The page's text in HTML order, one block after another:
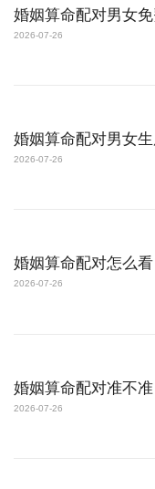
婚姻算命配对男女
2026-07-26
婚姻算命配对男女
2026-07-26
婚姻算命配对怎么看
2026-07-26
婚姻算命配对准不准
2026-07-26